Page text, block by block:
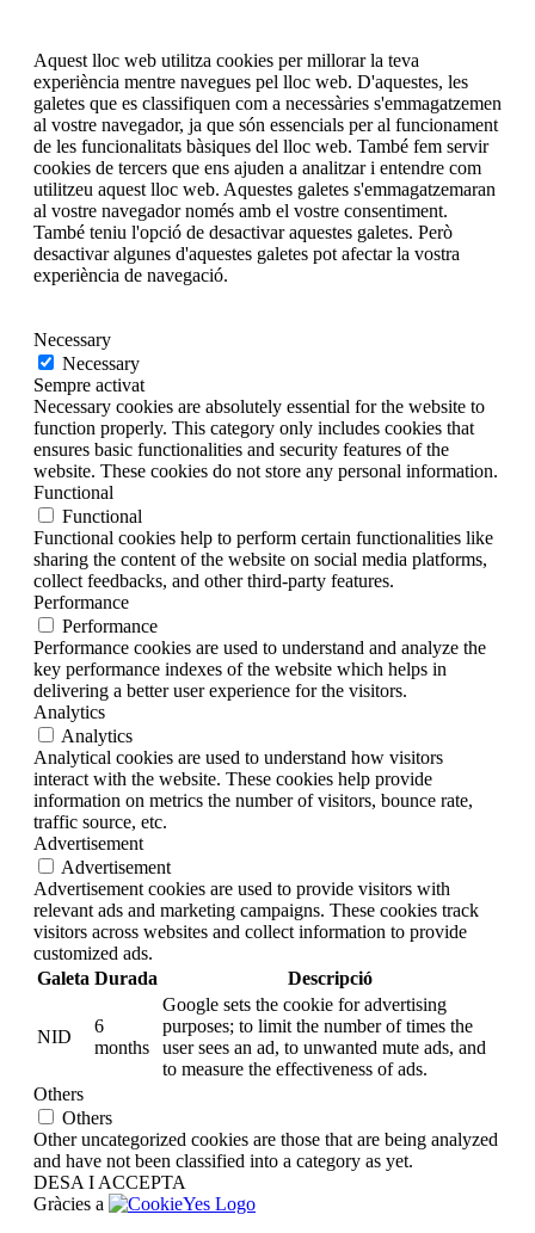
Aquest lloc web utilitza cookies per millorar la teva
experiència mentre navegues pel lloc web. D'aquestes, les
galetes que es classifiquen com a necessàries s'emmagatzemen
al vostre navegador, ja que són essencials per al funcionament
de les funcionalitats bàsiques del lloc web. També fem servir
cookies de tercers que ens ajuden a analitzar i entendre com
utilitzeu aquest lloc web. Aquestes galetes s'emmagatzemaran
al vostre navegador només amb el vostre consentiment.
També teniu l'opció de desactivar aquestes galetes. Però
desactivar algunes d'aquestes galetes pot afectar la vostra
experiència de navegació.
Necessary
Necessary
Sempre activat
Necessary cookies are absolutely essential for the website to
function properly. This category only includes cookies that
ensures basic functionalities and security features of the
website. These cookies do not store any personal information.
Functional
Functional
Functional cookies help to perform certain functionalities like
sharing the content of the website on social media platforms,
collect feedbacks, and other third-party features.
Performance
Performance
Performance cookies are used to understand and analyze the
key performance indexes of the website which helps in
delivering a better user experience for the visitors.
Analytics
Analytics
Analytical cookies are used to understand how visitors
interact with the website. These cookies help provide
information on metrics the number of visitors, bounce rate,
traffic source, etc.
Advertisement
Advertisement
Advertisement cookies are used to provide visitors with
relevant ads and marketing campaigns. These cookies track
visitors across websites and collect information to provide
customized ads.
Galeta Durada Descripció
NID
6
months
Google sets the cookie for advertising
purposes; to limit the number of times the
user sees an ad, to unwanted mute ads, and
to measure the effectiveness of ads.
Others
Others
Other uncategorized cookies are those that are being analyzed
and have not been classified into a category as yet.
DESA I ACCEPTA
Gràcies a